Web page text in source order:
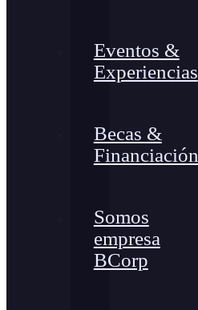
Eventos &
Experiencias
Becas &
Financiación
Somos
empresa
BCorp